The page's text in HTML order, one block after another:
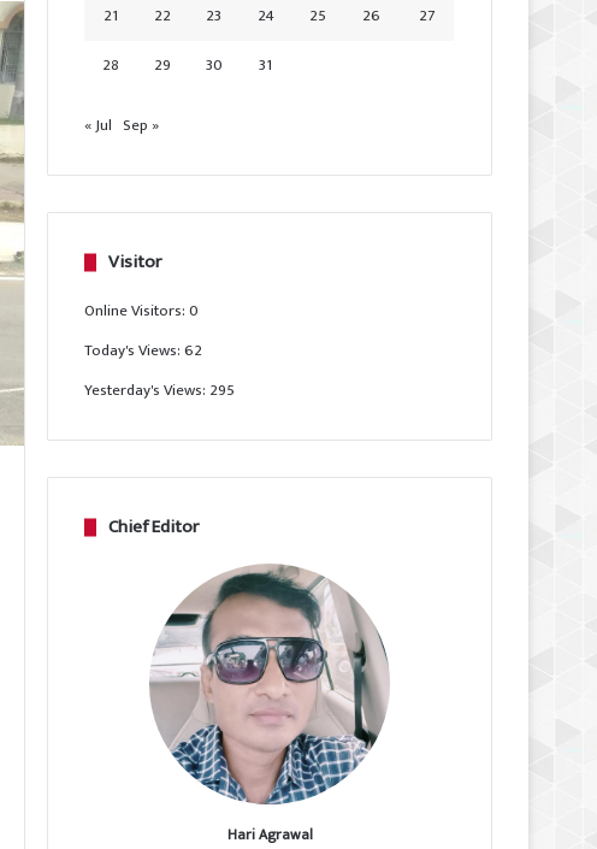
21 22 23 24 25 26
27
28
29 30 31
« Jul Sep »
Visitor
Online Visitors:0
Today's Views:62
Yesterday's Views: 295
Chief Editor
Hari Agrawal